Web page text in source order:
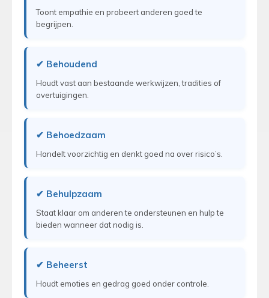
Toont empathie en probeert anderen goed te
begrijpen.
✔ Behoudend
Houdt vast aan bestaande werkwijzen, tradities of
overtuigingen.
✔ Behoedzaam
Handelt voorzichtig en denkt goed na over risico’s.
✔ Behulpzaam
Staat klaar om anderen te ondersteunen en hulp te
bieden wanneer dat nodig is.
✔ Beheerst
Houdt emoties en gedrag goed onder controle.